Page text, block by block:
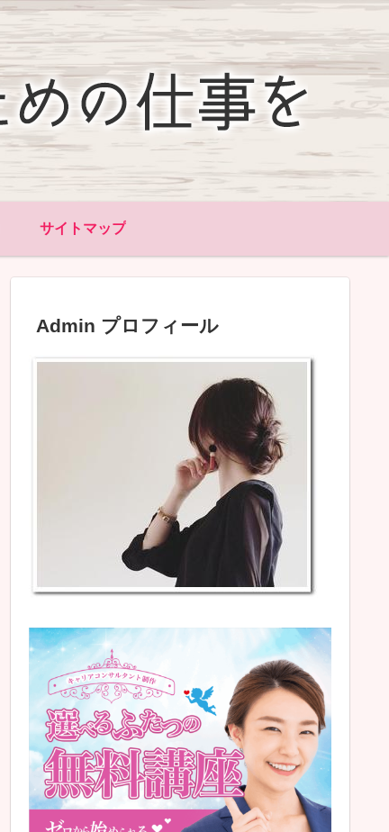
サイトマップ
Admin プロフィール